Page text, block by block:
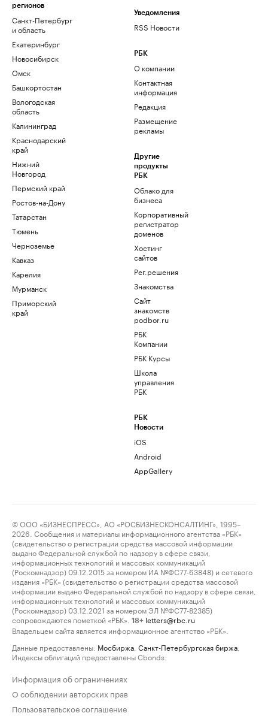
регионов
Санкт-Петербург
и область
Екатеринбург
Новосибирск
Омск
Башкортостан
Вологодская
область
Калининград
Краснодарский
край
Нижний
Новгород
Пермский край
Ростов-на-Дону
Татарстан
Тюмень
Черноземье
Кавказ
Карелия
Мурманск
Приморский
край
Уведомления
RSS Новости
РБК
О компании
Контактная
информация
Редакция
Размещение
рекламы
Другие
продукты
РБК
Облако для
бизнеса
Корпоративный
регистратор
доменов
Хостинг
сайтов
Рег.решения
Знакомства
Сайт
знакомств
podbor.ru
РБК
Компании
РБК Курсы
Школа
управления
РБК
РБК
Новости
iOS
Android
AppGallery
© ООО «БИЗНЕСПРЕСС», АО «РОСБИЗНЕСКОНСАЛТИНГ», 1995–
2026. Сообщения и материалы информационного агентства «РБК»
(свидетельство о регистрации средства массовой информации
выдано Федеральной службой по надзору в сфере связи,
информационных технологий и массовых коммуникаций
(Роскомнадзор) 09.12.2015 за номером ИА №ФС77-63848) и сетевого
издания «РБК» (свидетельство о регистрации средства массовой
информации выдано Федеральной службой по надзору в сфере связи,
информационных технологий и массовых коммуникаций
(Роскомнадзор) 03.12.2021 за номером ЭЛ №ФС77-82385)
сопровождаются пометкой «РБК».
18+ letters@rbc.ru
Владельцем сайта является информационное агентство «РБК».
Данные предоставлены: Мосбиржа Санкт-Петербургская биржа
Индексы облигаций предоставлены Cbonds.
Информация об ограничениях
О соблюдении авторских прав
Пользовательское соглашение